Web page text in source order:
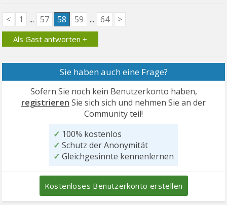
< 1 ... 57 58 59 ... 64 >
Als Gast antworten +
Sie haben auch eine Frage?
Sofern Sie noch kein Benutzerkonto haben,
registrieren Sie sich sich und nehmen Sie an der
Community teil!
✓ 100% kostenlos
✓ Schutz der Anonymität
✓ Gleichgesinnte kennenlernen
Kostenloses Benutzerkonto erstellen